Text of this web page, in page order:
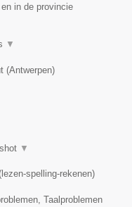
in de provincie
▼
(Antwerpen)
▼
spelling-rekenen)
Taalproblemen